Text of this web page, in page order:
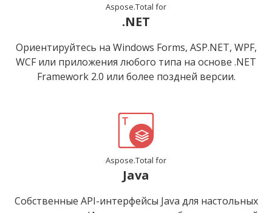
Aspose.Total for
.NET
Ориентируйтесь на Windows Forms, ASP.NET, WPF,
WCF или приложения любого типа на основе .NET
Framework 2.0 или более поздней версии.
Aspose.Total for
Java
Собственные API-интерфейсы Java для настольных